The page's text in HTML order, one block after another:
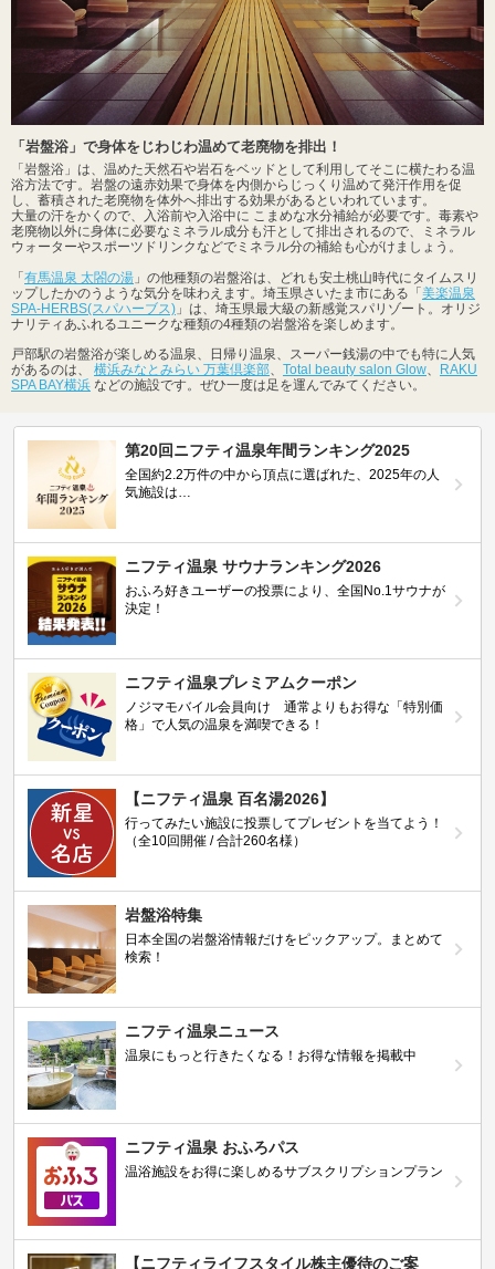
「岩盤浴」で身体をじわじわ温めて老廃物を排出！
「岩盤浴」は、温めた天然石や岩石をベッドとして利用してそこに横たわる温
浴方法です。岩盤の遠赤効果で身体を内側からじっくり温めて発汗作用を促
し、蓄積された老廃物を体外へ排出する効果があるといわれています。
大量の汗をかくので、入浴前や入浴中に こまめな水分補給が必要です。毒素や
老廃物以外に身体に必要なミネラル成分も汗として排出されるので、ミネラル
ウォーターやスポーツドリンクなどでミネラル分の補給も心がけましょう。
「 有馬温泉 太閤の湯 」の他種類の岩盤浴は、どれも安土桃山時代にタイムスリ
ップしたかのうような気分を味わえます。埼玉県さいたま市にある「 美楽温泉
SPA-HERBS(スパハーブス) 」は、埼玉県最大級の新感覚スパリゾート。オリジ
ナリティあふれるユニークな種類の4種類の岩盤浴を楽しめます。
戸部駅の岩盤浴が楽しめる温泉、日帰り温泉、スーパー銭湯の中でも特に人気
があるのは、 横浜みなとみらい 万葉倶楽部、 Total beauty salon Glow、
RAKU
SPA BAY横浜 などの施設です。ぜひ一度は足を運んでみてください。
第20回ニフティ温泉年間ランキング2025
全国約2.2万件の中から頂点に選ばれた、2025年の人
気施設は…
ニフティ温泉 サウナランキング2026
おふろ好きユーザーの投票により、全国No.1サウナが
決定！
ニフティ温泉プレミアムクーポン
ノジマモバイル会員向け 通常よりもお得な「特別価
格」で人気の温泉を満喫できる！
【ニフティ温泉 百名湯2026】
行ってみたい施設に投票してプレゼントを当てよう！
（全10回開催 / 合計260名様）
岩盤浴特集
日本全国の岩盤浴情報だけをピックアップ。まとめて
検索！
ニフティ温泉ニュース
温泉にもっと行きたくなる！お得な情報を掲載中
ニフティ温泉 おふろパス
温浴施設をお得に楽しめるサブスクリプションプラン
【ニフティライフスタイル株主優待のご案